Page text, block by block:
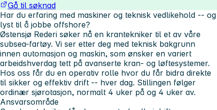
Gå til søknad
Har du erfaring med maskiner og teknisk vedlikehold -- og
lyst til å jobbe offshore?
Østensjø Rederi søker nå en krantekniker til et av våre
subsea-fartøy. Vi ser etter deg med teknisk bakgrunn
innen automasjon og maskin, som ønsker en variert
arbeidshverdag tett på avanserte kran- og løftesystemer.
Hos oss får du en operativ rolle hvor du får bidra direkte
til sikker og effektiv drift -- hver dag. Stillingen følger
ordinær sjørotasjon, normalt 4 uker på og 4 uker av.
Ansvarsområde